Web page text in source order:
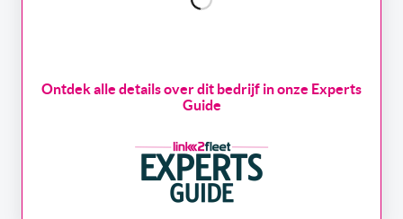
Ontdek alle details over dit bedrijf in onze Experts
Guide